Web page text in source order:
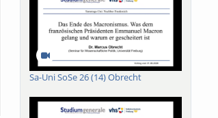
Sa-Uni SoSe 26 (14) Obrecht